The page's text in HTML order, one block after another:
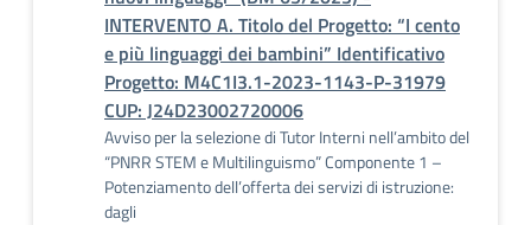
INTERVENTO A. Titolo del Progetto: “I cento
e più linguaggi dei bambini” Identificativo
Progetto: M4C1I3.1-2023-1143-P-31979
CUP: J24D23002720006
Avviso per la selezione di Tutor Interni nell’ambito del
“PNRR STEM e Multilinguismo” Componente 1 –
Potenziamento dell’offerta dei servizi di istruzione:
dagli